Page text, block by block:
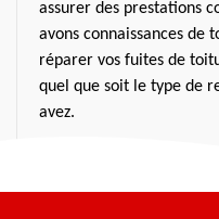
assurer des prestations
avons connaissances de
réparer vos fuites de
quel que soit le type de
avez.